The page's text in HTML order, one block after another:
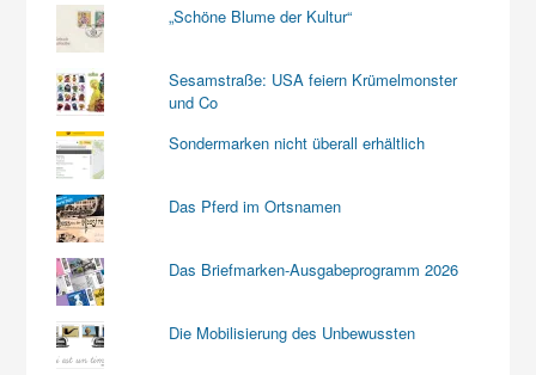
„Schöne Blume der Kultur“
Sesamstraße: USA feiern Krümelmonster
und Co
Sondermarken nicht überall erhältlich
Das Pferd im Ortsnamen
Das Briefmarken-Ausgabeprogramm 2026
Die Mobilisierung des Unbewussten